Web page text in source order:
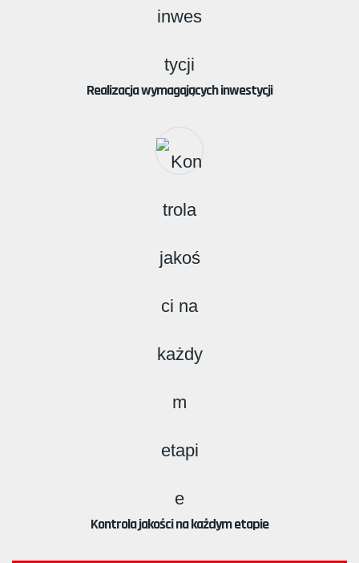
Realizacja wymagających inwestycji
Kontrola jakości na każdym etapie